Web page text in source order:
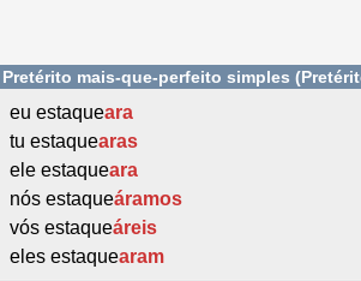
Pretérito mais-que-perfeito simples
eu estaqueara
tu estaquearas
ele estaqueara
nós estaqueáramos
vós estaqueáreis
eles estaquearam